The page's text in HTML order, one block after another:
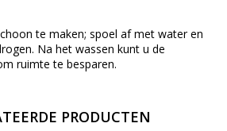
te maken; spoel af met water en
Na het wassen kunt u de
ruimte te besparen.
PRODUCTEN